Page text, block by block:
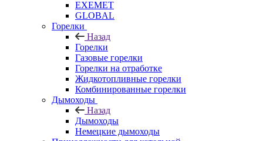
EXEMET
GLOBAL
Горелки
Назад
Горелки
Газовые горелки
Горелки на отработке
Жидкотопливные горелки
Комбинированные горелки
Дымоходы
Назад
Дымоходы
Немецкие дымоходы